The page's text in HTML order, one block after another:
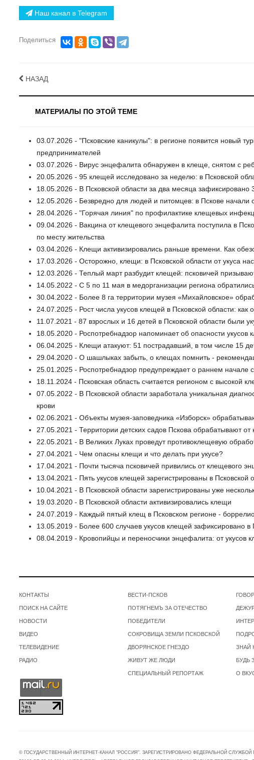
Наш канал в Telegram
Поделиться
НАЗАД
МАТЕРИАЛЫ ПО ЭТОЙ ТЕМЕ
03.07.2026 - "Псковские каникулы": в регионе появится новый
предпринимателей
03.07.2026 - Вирус энцефалита обнаружен в клеще, снятом с
20.05.2026 - 95 клещей исследовано за неделю: в Псковской
18.05.2026 - В Псковской области за два месяца зафиксировано
12.05.2026 - Безвредно для людей и питомцев: в Пскове начали
28.04.2026 - "Горячая линия" по профилактике клещевых
09.04.2026 - Вакцина от клещевого энцефалита поступила в
по месту жительства
03.04.2026 - Клещи активизировались раньше времени. Как
17.03.2026 - Осторожно, клещи: в Псковской области от укуса
12.03.2026 - Теплый март разбудит клещей: псковичей
14.05.2022 - С 5 по 11 мая в медорганизации региона
30.04.2022 - Более 8 га территории музея «Михайловское»
24.07.2025 - Рост числа укусов клещей в Псковской области: как
11.07.2021 - 87 взрослых и 16 детей в Псковской области
18.05.2020 - Роспотребнадзор напоминает об опасности укусов
06.04.2025 - Клещи атакуют: 51 пострадавший, в том числе 15
29.04.2020 - О шашлыках забыть, о клещах помнить -
25.01.2025 - Роспотребнадзор предупреждает о раннем начале
18.11.2024 - Псковская область считается регионом с высокой
07.05.2022 - В Псковской области заработала уникальная
крови
02.06.2021 - Объекты музея-заповедника «Изборск»
27.05.2021 - Территории детских садов Пскова обрабатывают от
22.05.2021 - В Великих Луках проведут противоклещевую
27.04.2021 - Чем опасны клещи и что делать при укусе?
17.04.2021 - Почти тысяча псковичей привились от клещевого
13.04.2021 - Пять укусов клещей зарегистрированы в Псковской
10.04.2021 - В Псковской области зарегистрированы уже
19.03.2020 - В Псковской области активизировались клещи
24.07.2019 - Каждый пятый клещ в Псковском регионе -
13.05.2019 - Более 600 случаев укусов клещей зафиксировано в
08.04.2019 - Кровопийцы и переносчики энцефалита: от укусов
КОНТАКТЫ
ПОИСК НА САЙТЕ
НОВОСТИ
ВИДЕО
ТЕЛЕВИДЕНИЕ
РАДИО
ВЕСТИ-ПСКОВ
ПОТЯГНЕМЪ ЗА ОТЕЧЕСТВО
ПОБЕДИТЕЛИ
СОКРОВИЩА ЗЕМЛИ ПСКОВСКОЙ
ДВОРЯНСКОЕ ГНЕЗДО
ЖИВУТ ЖЕ ЛЮДИ
СПЕЦИАЛЬНЫЙ РЕПОРТАЖ
ЗНАЙ
БУДЬ
О
© ГОСУДАРСТВЕННЫЙ ИНТЕРНЕТ-КАНАЛ "РОССИЯ". ЗАРЕГИСТРИРОВАНО ФЕДЕРАЛЬНОЙ